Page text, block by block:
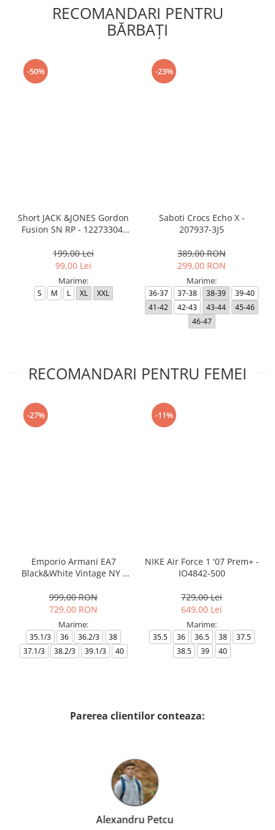
RECOMANDARI PENTRU
BĂRBAŢI
-50%
Short JACK &JONES Gordon
Fusion SN RP - 12273304-
199,00 Lei
99,00 Lei
Marime:
S M L XL XXL
-23%
Saboti Crocs Echo X -
207937-3J5
389,00 RON
299,00 RON
Marime:
36-37 37-38 38-39
39-40
41-42
42-43 43-44
45-46
46-47
RECOMANDARI PENTRU FEMEI
-27%
Emporio Armani EA7
Black&White Vintage NY -
999,00 RON
729,00 RON
Marime:
35.1/3 36 36.2/3
38
37.1/3
38.2/3 39.1/3 40
-11%
NIKE Air Force 1 '07 Prem+ -
IO4842-500
729,00 Lei
649,00 Lei
Marime:
35.5 36 36.5 38
37.5
38.5
39 40
Parerea clientilor conteaza: